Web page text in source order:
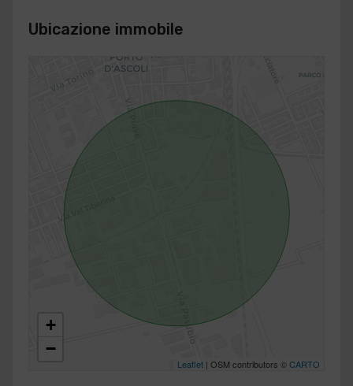
Ubicazione immobile
+
−
Leaflet | OSM contributors ©CARTO